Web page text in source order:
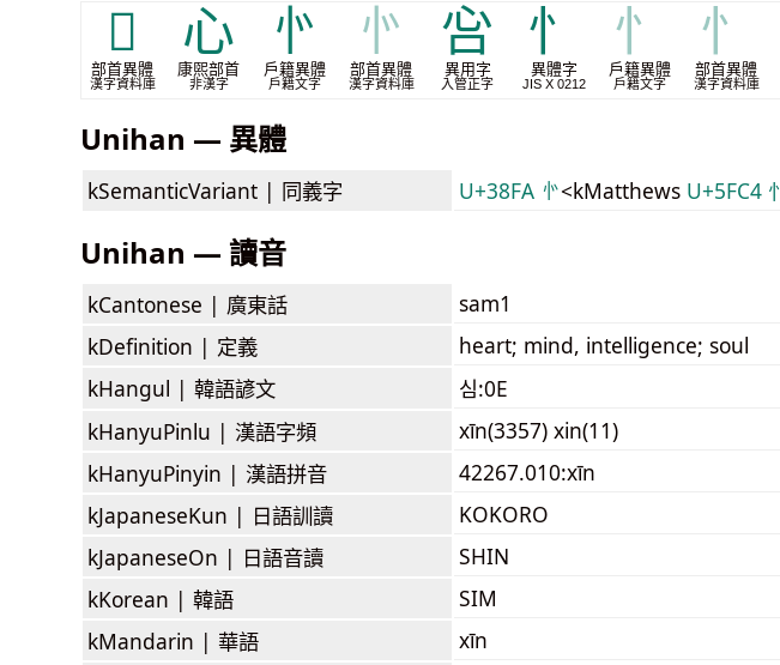
𢖩
部首異體
漢字資料庫
⼼
康煕部首
非漢字
㣺
戶籍異體
戶籍文字
㣺
部首異體
漢字資料庫
吢
異用字
入管正字
忄
異體字
JIS X 0212
忄
戶籍異體
戶籍文字
忄
部首異體
漢字資料庫
Unihan — 異體
kSemanticVariant | 同義字 U+38FA 㣺<kMatthews U+5FC4 忄
Unihan — 讀音
kCantonese | 廣東話
sam1
kDefinition | 定義
heart; mind, intelligence; soul
kHangul | 韓語諺文
심:0E
kHanyuPinlu | 漢語字頻
xīn(3357) xin(11)
kHanyuPinyin | 漢語拼音
42267.010:xīn
kJapaneseKun | 日語訓讀
KOKORO
kJapaneseOn | 日語音讀
SHIN
kKorean | 韓語
SIM
kMandarin | 華語
xīn